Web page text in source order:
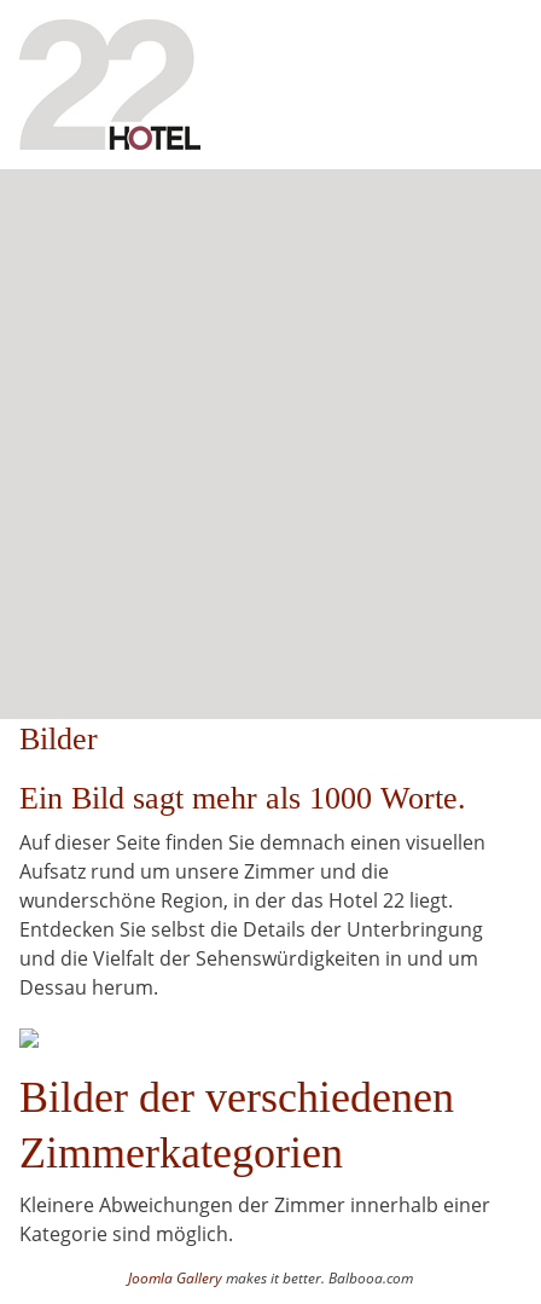
Bilder
Ein Bild sagt mehr als 1000 Worte.
Auf dieser Seite finden Sie demnach einen visuellen
Aufsatz rund um unsere Zimmer und die
wunderschöne Region, in der das Hotel 22 liegt.
Entdecken Sie selbst die Details der Unterbringung
und die Vielfalt der Sehenswürdigkeiten in und um
Dessau herum.
Bilder der verschiedenen
Zimmerkategorien
Kleinere Abweichungen der Zimmer innerhalb einer
Kategorie sind möglich.
Joomla Gallerymakes it better. Balbooa.com